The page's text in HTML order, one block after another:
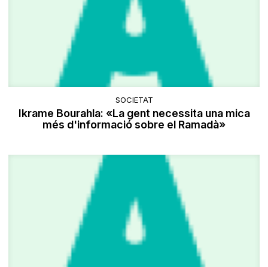
SOCIETAT
Ikrame Bourahla: «La gent necessita una mica
més d'informació sobre el Ramadà»